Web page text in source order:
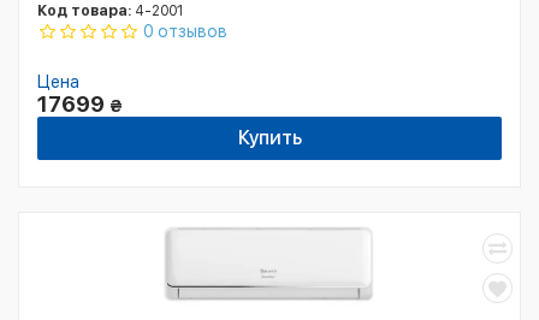
Код товара: 4-2001
0 отзывов
Цена
17699 ₴
Купить